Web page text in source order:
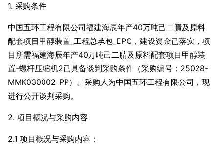
1. 采购条件
中国五环工程有限公司福建海辰年产40万吨己二腈及原料
配套项目甲醇装置_工程总承包_EPC，建设资金已落实，项
目所需福建海辰年产40万吨己二腈及原料配套项目甲醇装
置-螺杆压缩机2已具备谈判采购条件（采购编号：25028-
MMK030002-PP）。采购人为中国五环工程有限公司，现
进行公开谈判采购。
2. 项目概况与采购内容
2.1 项目概况与采购内容：